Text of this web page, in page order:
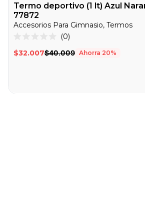
Termo deportivo (1 lt) Azul
77872
Accesorios Para Gimnasio, Termos
0
de
0
para
$32.007$40.009 Ahorra 20%